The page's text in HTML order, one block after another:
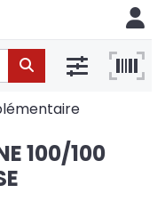
100/100